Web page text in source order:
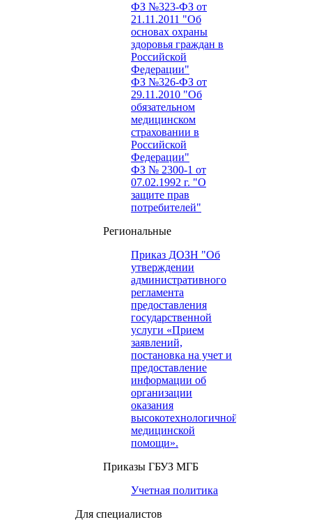
ФЗ №323-ФЗ от
21.11.2011 "Об
основах охраны
здоровья граждан в
Российской
Федерации"
ФЗ №326-ФЗ от
29.11.2010 "Об
обязательном
медицинском
страховании в
Российской
Федерации"
ФЗ № 2300-1 от
07.02.1992 г. "О
защите прав
потребителей"
Региональные
Приказ ДОЗН "Об
утверждении
административного
регламента
предоставления
государственной
услуги «Прием
заявлений,
постановка на учет и
предоставление
информации об
организации
оказания
высокотехнологичной
медицинской
помощи».
Приказы ГБУЗ МГБ
Учетная политика
Для специалистов